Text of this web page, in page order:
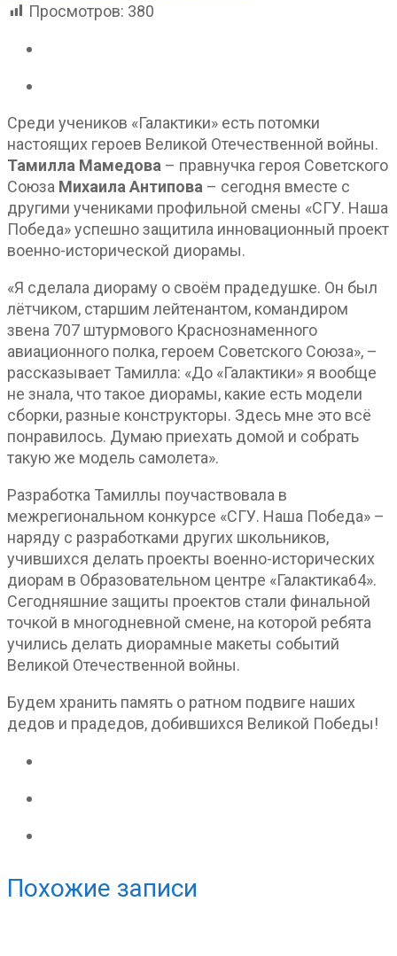
Просмотров: 380
Среди учеников «Галактики» есть потомки
настоящих героев Великой Отечественной войны.
Тамилла Мамедова – правнучка героя Советского
Союза Михаила Антипова – сегодня вместе с
другими учениками профильной смены «СГУ. Наша
Победа» успешно защитила инновационный проект
военно-исторической диорамы.
«Я сделала диораму о своём прадедушке. Он был
лётчиком, старшим лейтенантом, командиром
звена 707 штурмового Краснознаменного
авиационного полка, героем Советского Союза», –
рассказывает Тамилла: «До «Галактики» я вообще
не знала, что такое диорамы, какие есть модели
сборки, разные конструкторы. Здесь мне это всё
понравилось. Думаю приехать домой и собрать
такую же модель самолета».
Разработка Тамиллы поучаствовала в
межрегиональном конкурсе «СГУ. Наша Победа» –
наряду с разработками других школьников,
учившихся делать проекты военно-исторических
диорам в Образовательном центре «Галактика64».
Сегодняшние защиты проектов стали финальной
точкой в многодневной смене, на которой ребята
учились делать диорамные макеты событий
Великой Отечественной войны.
Будем хранить память о ратном подвиге наших
дедов и прадедов, добившихся Великой Победы!
Похожие записи